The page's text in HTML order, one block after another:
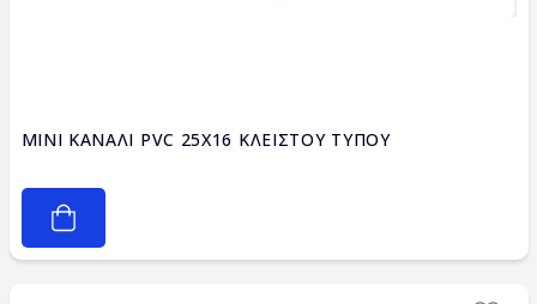
MINI ΚΑΝΑΛΙ PVC 25X16 ΚΛΕΙΣΤΟΥ ΤΥΠΟΥ